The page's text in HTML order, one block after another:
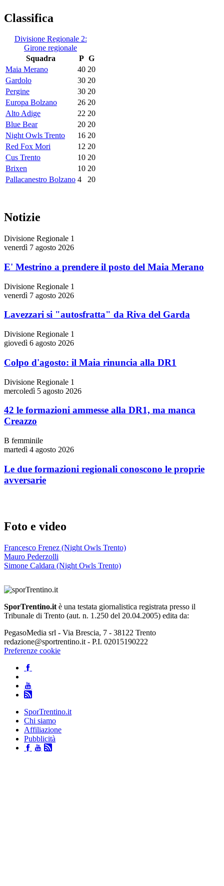
Classifica
Divisione Regionale 2:
Girone regionale
Squadra
P G
Maia Merano
40 20
Gardolo
30 20
Pergine
30 20
Europa Bolzano
26 20
Alto Adige
22 20
Blue Bear
20 20
Night Owls Trento
16 20
Red Fox Mori
12 20
Cus Trento
10 20
Brixen
10 20
Pallacanestro Bolzano 4 20
Notizie
Divisione Regionale 1
venerdì 7 agosto 2026
E' Mestrino a prendere il posto del Maia Merano
Divisione Regionale 1
venerdì 7 agosto 2026
Lavezzari si "autosfratta" da Riva del Garda
Divisione Regionale 1
giovedì 6 agosto 2026
Colpo d'agosto: il Maia rinuncia alla DR1
Divisione Regionale 1
mercoledì 5 agosto 2026
42 le formazioni ammesse alla DR1, ma manca
Creazzo
B femminile
martedì 4 agosto 2026
Le due formazioni regionali conoscono le proprie
avversarie
Foto e video
Francesco Frenez (Night Owls Trento)
Mauro Pederzolli
Simone Caldara (Night Owls Trento)
SporTrentino.it è una testata giornalistica registrata presso il
Tribunale di Trento (aut. n. 1.250 del 20.04.2005) edita da:
PegasoMedia srl - Via Brescia, 7 - 38122 Trento
redazione@sportrentino.it - P.I. 02015190222
Preferenze cookie
SporTrentino.it
Chi siamo
Affiliazione
Pubblicità